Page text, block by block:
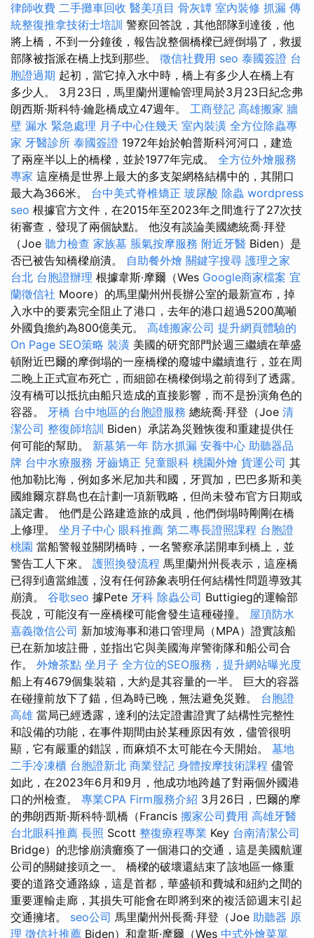
律師收費 二手攤車回收 醫美項目 骨灰罈 室內裝修 抓漏 傳
統整復推拿技術士培訓 警察回答說，其他部隊到達後，他
將上橋，不到一分鐘後，報告說整個橋樑已經倒塌了，救援
部隊被指派在橋上找到那些。 徵信社費用 seo 泰國簽證 台
胞證過期 起初，當它掉入水中時，橋上有多少人在橋上有
多少人。 3月23日，馬里蘭州運輸管理局於3月23日紀念弗
朗西斯·斯科特·鑰匙橋成立47週年。 工商登記 高雄搬家 牆
壁 漏水 緊急處理 月子中心住幾天 室內裝潢 全方位除蟲專
家 牙醫診所 泰國簽證 1972年始於帕普斯科河河口，建造
了兩座半以上的橋樑，並於1977年完成。 全方位外燴服務
專家 這座橋是世界上最大的多支架網格結構中的，其開口
最大為366米。 台中美式脊椎矯正 玻尿酸 除蟲 wordpress
seo 根據官方文件，在2015年至2023年之間進行了27次技
術審查，發現了兩個缺點。 他沒有談論美國總統喬·拜登
（Joe 聽力檢查 家族墓 脹氣按摩服務 附近牙醫 Biden）是
否已被告知橋樑崩潰。 自助餐外燴 關鍵字搜尋 護理之家
台北 台胞證辦理 根據韋斯·摩爾（Wes Google商家檔案 宜
蘭徵信社 Moore）的馬里蘭州州長辦公室的最新宣布，掉
入水中的要素完全阻止了港口，去年的港口超過5200萬噸
外國負擔約為800億美元。 高雄搬家公司 提升網頁體驗的
On Page SEO策略 裝潢 美國的研究部門於週三繼續在華盛
頓附近巴爾的摩倒塌的一座橋樑的廢墟中繼續進行，並在周
二晚上正式宣布死亡，而細節在橋樑倒塌之前得到了透露。
沒有橋可以抵抗由船​​只造成的直接影響，而不是扮演角色的
容器。 牙橋 台中地區的台胞證服務 總統喬·拜登（Joe 清
潔公司 整復師培訓 Biden）承諾為災難恢復和重建提供任
何可能的幫助。 新墓第一年 防水抓漏 安養中心 助聽器品
牌 台中水療服務 牙齒矯正 兒童眼科 桃園外燴 貨運公司 其
他加勒比海，例如多米尼加共和國，牙買加，巴巴多斯和美
國維爾京群島也在計劃一項新戰略，但尚未發布官方日期或
議定書。 他們是公路建造旅的成員，他們倒塌時剛剛在橋
上修理。 坐月子中心 眼科推薦 第二專長證照課程 台胞證
桃園 當船警報並關閉橋時，一名警察承諾開車到橋上，並
警告工人下來。 護照換發流程 馬里蘭州州長表示，這座橋
已得到適當維護，沒有任何跡象表明任何結構性問題導致其
崩潰。 谷歌seo 據Pete 牙科 除蟲公司 Buttigieg的運輸部
長說，可能沒有一座橋樑可能會發生這種碰撞。 屋頂防水
嘉義徵信公司 新加坡海事和港口管理局（MPA）證實該船
已在新加坡註冊，並指出它與美國海岸警衛隊和船公司合
作。 外燴茶點 坐月子 全方位的SEO服務，提升網站曝光度
船上有4679個集裝箱，大約是其容量的一半。 巨大的容器
在碰撞前放下了錨，但為時已晚，無法避免災難。 台胞證
高雄 當局已經透露，達利的法定證書證實了結構性完整性
和設備的功能，在事件期間由於某種原因有效，儘管很明
顯，它有嚴重的錯誤，而麻煩不太可能在今天開始。 墓地
二手冷凍櫃 台胞證新北 商業登記 身體按摩技術課程 儘管
如此，在2023年6月和9月，他成功地跨越了對兩個外國港
口的州檢查。 專業CPA Firm服務介紹 3月26日，巴爾的摩
的弗朗西斯·斯科特·凱橋（Francis 搬家公司費用 高雄牙醫
台北眼科推薦 長照 Scott 整復療程專業 Key 台南清潔公司
Bridge）的悲慘崩潰癱瘓了一個港口的交通，這是美國航運
公司的關鍵接頭之一。 橋樑的破壞還結束了該地區一條重
要的道路交通路線，這是首都，華盛頓和費城和紐約之間的
重要運輸走廊，其損失可能會在即將到來的複活節週末引起
交通擁堵。 seo公司 馬里蘭州州長喬·拜登（Joe 助聽器 原
理 徵信社推薦 Biden）和韋斯·摩爾（Wes 中式外燴菜單